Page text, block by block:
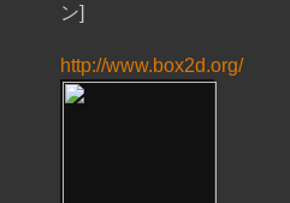
ン]
http://www.box2d.org/